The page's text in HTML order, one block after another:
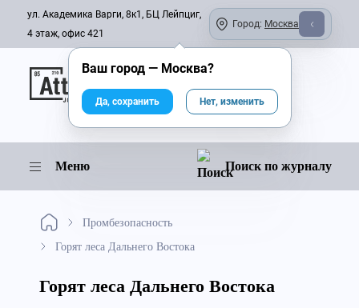
ул. Академика Варги, 8к1, БЦ Лейпциг,
4 этаж, офис 421
Город: Москва
Онлайн-журнал
Меню Поиск по журналу
Промбезопасность
Горят леса Дальнего Востока
Горят леса Дальнего Востока
Ваш город — Москва?
Да, сохранить Нет, изменить